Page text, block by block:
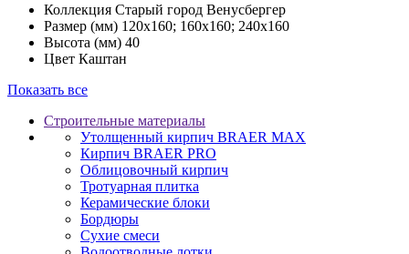
Коллекция Старый город Венусбергер
Размер (мм) 120х160; 160х160; 240х160
Высота (мм) 40
Цвет Каштан
Показать все
Строительные материалы
Утолщенный кирпич BRAER MAX
Кирпич BRAER PRO
Облицовочный кирпич
Тротуарная плитка
Керамические блоки
Бордюры
Сухие смеси